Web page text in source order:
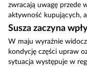
zwracają uwagę przede
aktywność kupujących,
Susza zaczyna
W maju wyraźnie
kondycję części upraw
sytuacja występuje w